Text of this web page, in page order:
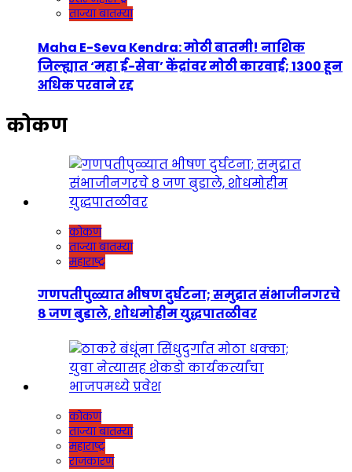
ताज्या बातम्या
Maha E-Seva Kendra: मोठी बातमी! नाशिक
जिल्ह्यात ‘महा ई-सेवा’ केंद्रांवर मोठी कारवाई; 1300 हून
अधिक परवाने रद्द
कोकण
कोकण
ताज्या बातम्या
महाराष्ट्र
गणपतीपुळ्यात भीषण दुर्घटना; समुद्रात संभाजीनगरचे
८ जण बुडाले, शोधमोहीम युद्धपातळीवर
कोकण
ताज्या बातम्या
महाराष्ट्र
राजकारण